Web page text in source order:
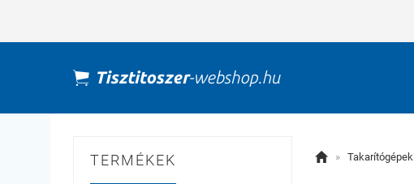
TERMÉKEK  » Takarítógépek